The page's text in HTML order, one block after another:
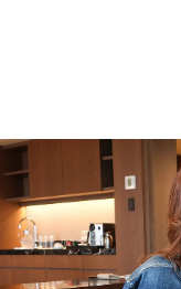
お知らせ
イベント・
YouTube
会社情報